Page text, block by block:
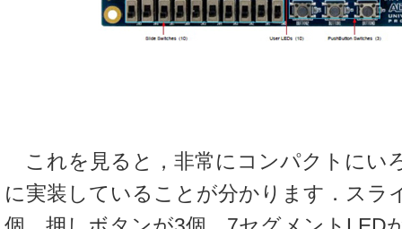
これを見ると，非常にコンパクトにい
に実装していることが分かります．スラ